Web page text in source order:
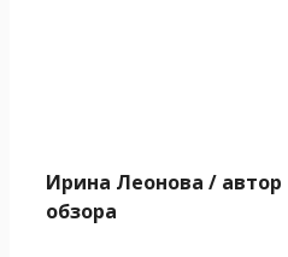
Ирина Леонова / автор
обзора